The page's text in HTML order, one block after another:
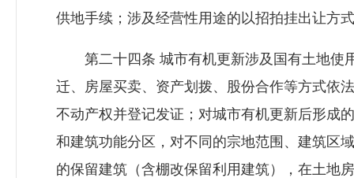
供地手续；涉及经营性用途的以招拍挂出让方
第二十四条 城市有机更新涉及国有土地使
迁、房屋买卖、资产划拨、股份合作等方式依
不动产权并登记发证；对城市有机更新后形成
和建筑功能分区，对不同的宗地范围、建筑区
的保留建筑（含棚改保留利用建筑），在土地